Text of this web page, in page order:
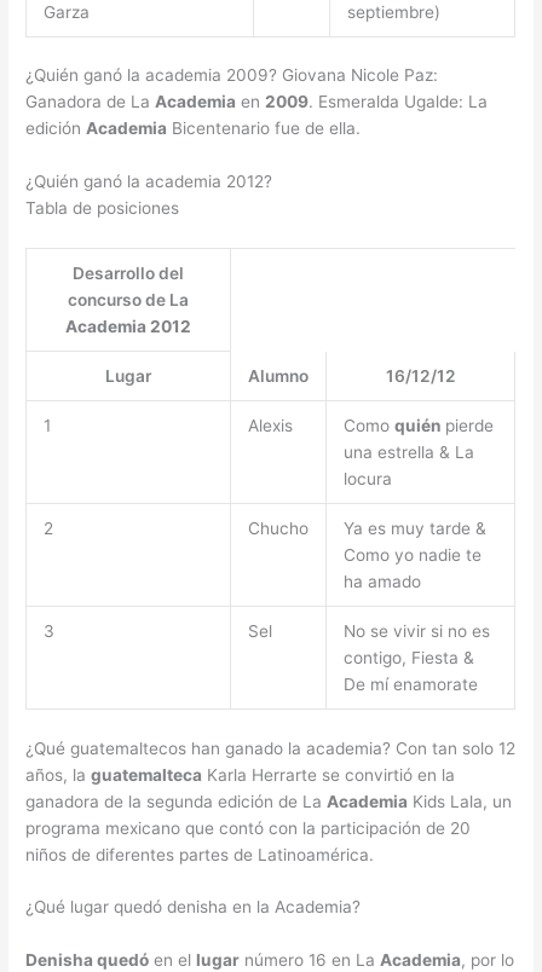
Garza
septiembre)
¿Quién ganó la academia 2009? Giovana Nicole Paz:
Ganadora de LaAcademia en2009. Esmeralda Ugalde: La
ediciónAcademia Bicentenario fue de ella.
¿Quién ganó la academia 2012?
Tabla de posiciones
Desarrollo del
concurso de La
Academia 2012
Lugar Alumno 16/12/12
1 Alexis Como quién pierde
una estrella & La
locura
2 Chucho
Ya es muy tarde &
Como yo nadie te
ha amado
3 Sel
No se vivir si no es
contigo, Fiesta &
De mí enamorate
¿Qué guatemaltecos han ganado la academia? Con tan solo 12
años, laguatemalteca Karla Herrarte se convirtió en la
ganadora de la segunda edición de La Academia Kids Lala, un
programa mexicano que contó con la participación de 20
niños de diferentes partes de Latinoamérica.
¿Qué lugar quedó denisha en la Academia?
Denisha quedó en el lugar número 16 en LaAcademia, por lo